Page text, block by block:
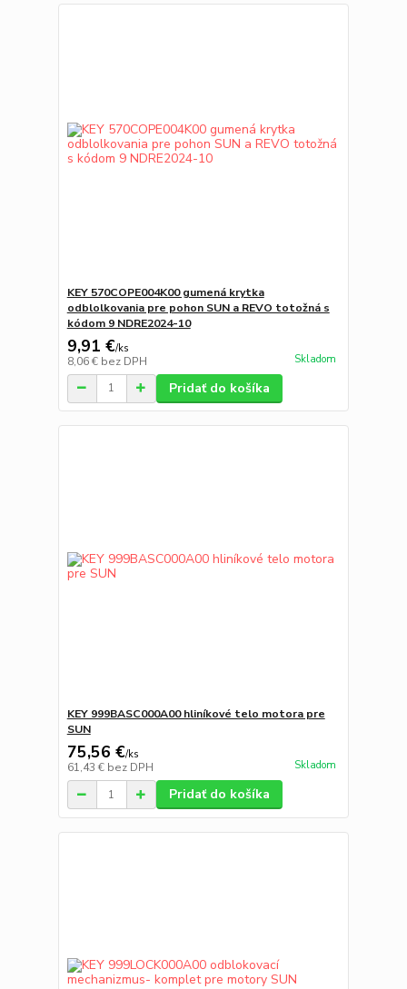
KEY 570COPE004K00 gumená krytka
odblolkovania pre pohon SUN a REVO totožná s
kódom 9 NDRE2024-10
9,91 €/ks
8,06 € bez DPH Skladom
Pridať do košíka
KEY 999BASC000A00 hliníkové telo motora pre
SUN
75,56 €/ks
61,43 € bez DPH Skladom
Pridať do košíka